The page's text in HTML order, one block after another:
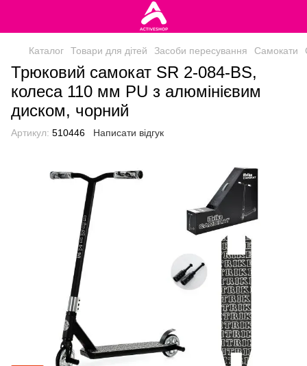
Каталог Товари для дітей Засоби пересування Самокати
Трюковий самокат SR 2-084-BS,
колеса 110 мм PU з алюмінієвим
диском, чорний
Артикул: 510446 Написати відгук